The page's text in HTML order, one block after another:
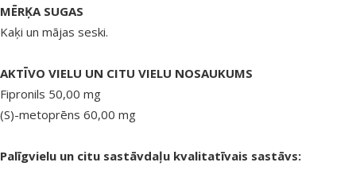
MĒRĶA SUGAS
Kaķi un mājas seski.
AKTĪVO VIELU UN CITU VIELU NOSAUKUMS
Fipronils 50,00 mg
(S)-metoprēns 60,00 mg
Palīgvielu un citu sastāvdaļu kvalitatīvais sastāvs: